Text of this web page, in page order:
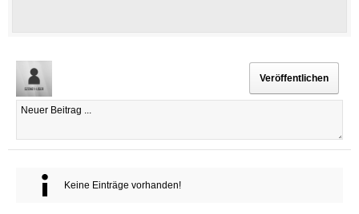
Keine Einträge vorhanden!